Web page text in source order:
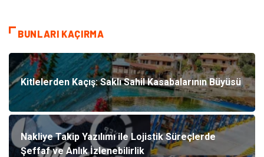
BUNLARI KAÇIRMA
Kitlelerden Kaçış: Saklı Sahil Kasabalarının Büyüsü
Nakliye Takip Yazılımı ile Lojistik Süreçlerde
Şeffaf ve Anlık İzlenebilirlik